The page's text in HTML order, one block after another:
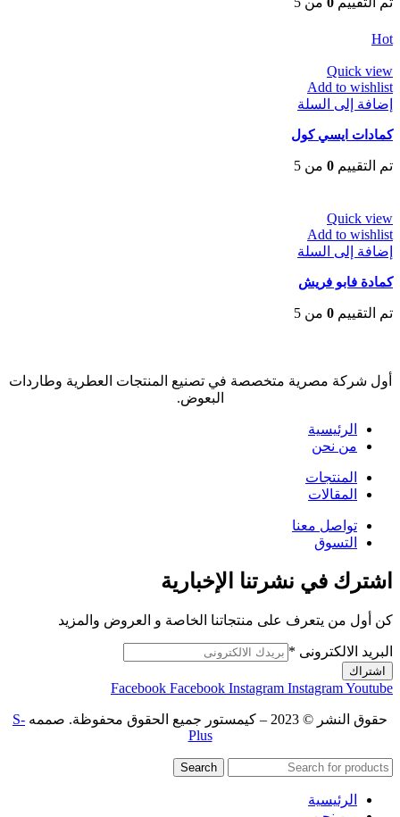
Hot
Quick view
Add to wishlist
إضافة إلى السلة
كمادات ايسي كول
تم التقييم 0 من 5
Quick view
Add to wishlist
إضافة إلى السلة
كمادة فابو فريش
تم التقييم 0 من 5
أول شركة مصرية متخصصة في تصنيع المنتجات العطرية وطاردات
البعوض.
الرئيسية
من نحن
المنتجات
المقالات
تواصل معنا
التسوق
اشترك في نشرتنا الإخبارية
كن أول من يتعرف على منتجاتنا الخاصة و العروض والمزيد
البريد الالكترونى *
اشتراك
Facebook Facebook Instagram InstagramYoutube
حقوق النشر © 2023 – كيمستور جميع الحقوق محفوظة. صممه
S-
Plus
Search
الرئيسية